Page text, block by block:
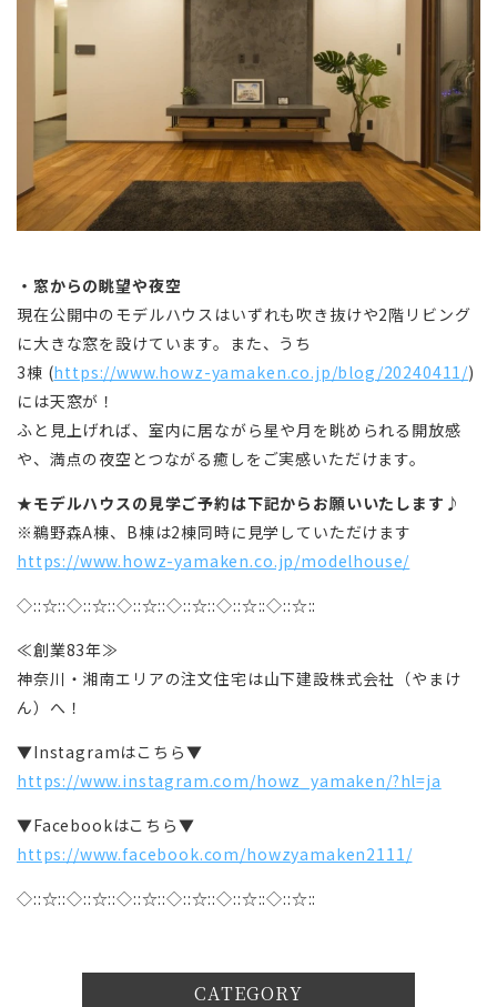
・窓からの眺望や夜空
現在公開中のモデルハウスはいずれも吹き抜けや2階リビング
に大きな窓を設けています。また、うち
3棟 (https://www.howz-yamaken.co.jp/blog/20240411/)
には天窓が！
ふと見上げれば、室内に居ながら星や月を眺められる開放感
や、満点の夜空とつながる癒しをご実感いただけます。
★モデルハウスの見学ご予約は下記からお願いいたします♪
※鵜野森A棟、B棟は2棟同時に見学していただけます
https://www.howz-yamaken.co.jp/modelhouse/
◇::☆::◇::☆::◇::☆::◇::☆::◇::☆::◇::☆::
≪創業83年≫
神奈川・湘南エリアの注文住宅は山下建設株式会社（やまけ
ん）へ！
▼Instagramはこちら▼
https://www.instagram.com/howz_yamaken/?hl=ja
▼Facebookはこちら▼
https://www.facebook.com/howzyamaken2111/
◇::☆::◇::☆::◇::☆::◇::☆::◇::☆::◇::☆::
CATEGORY